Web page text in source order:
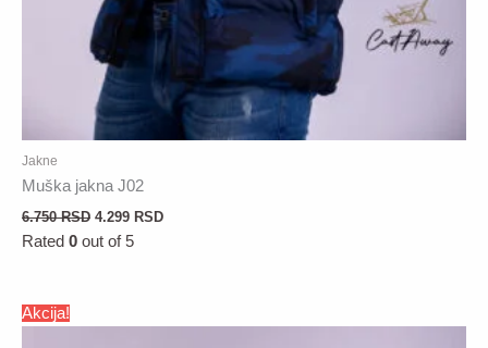
Jakne
Muška jakna J02
6.750RSD 4.299 RSD
Rated 0 out of 5
Akcija!